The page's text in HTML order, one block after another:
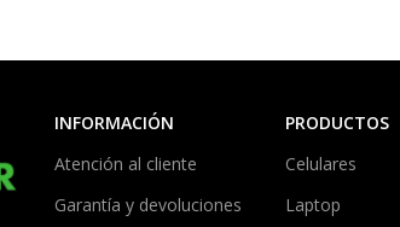
INFORMACIÓN
Atención al cliente
Garantía y devoluciones
PRODUCTOS
Celulares
Laptop